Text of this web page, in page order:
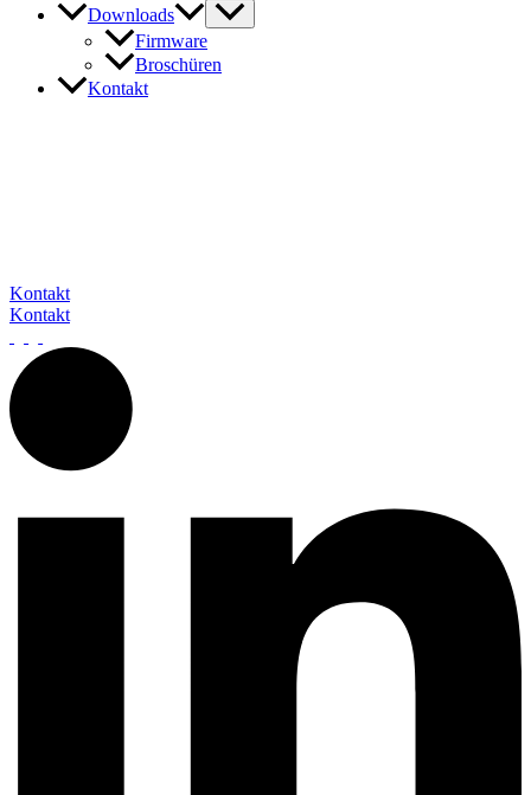
Downloads
Firmware
Broschüren
Kontakt
Kontakt
Kontakt